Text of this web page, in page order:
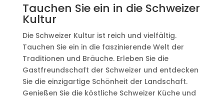
Tauchen Sie ein in die Schweizer
Kultur
Die Schweizer Kultur ist reich und vielfältig.
Tauchen Sie ein in die faszinierende Welt der
Traditionen und Bräuche. Erleben Sie die
Gastfreundschaft der Schweizer und entdecken
Sie die einzigartige Schönheit der Landschaft.
Genießen Sie die köstliche Schweizer Küche und